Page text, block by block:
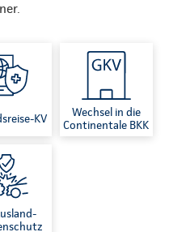
KV
Wechsel in die
Continentale BKK